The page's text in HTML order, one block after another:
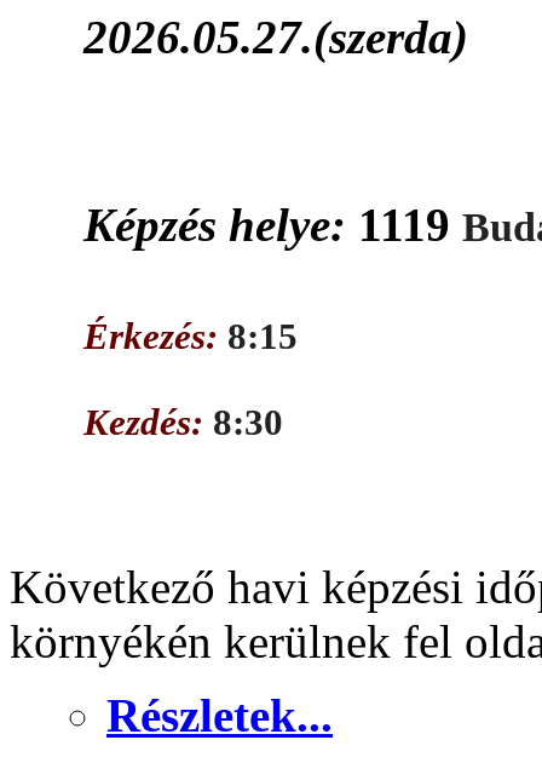
2026.05.27.(szerda)
Képzés helye: 1119
Érkezés: 8:15
Kezdés: 8:30
Következő havi képzési
környékén kerülnek fel
Részletek...